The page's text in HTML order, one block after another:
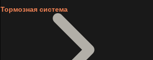
Тормозная система